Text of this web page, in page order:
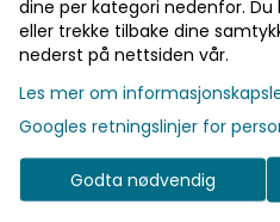
Villeroy & Boch
dine per kategori nedenfor.
eller trekke tilbake dine
nederst på nettsiden vår.
Les mer om
Googles retningslinjer for
Godta nødvendig